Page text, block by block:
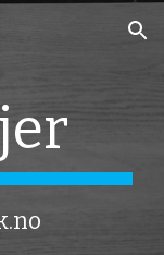
Skip to navigation